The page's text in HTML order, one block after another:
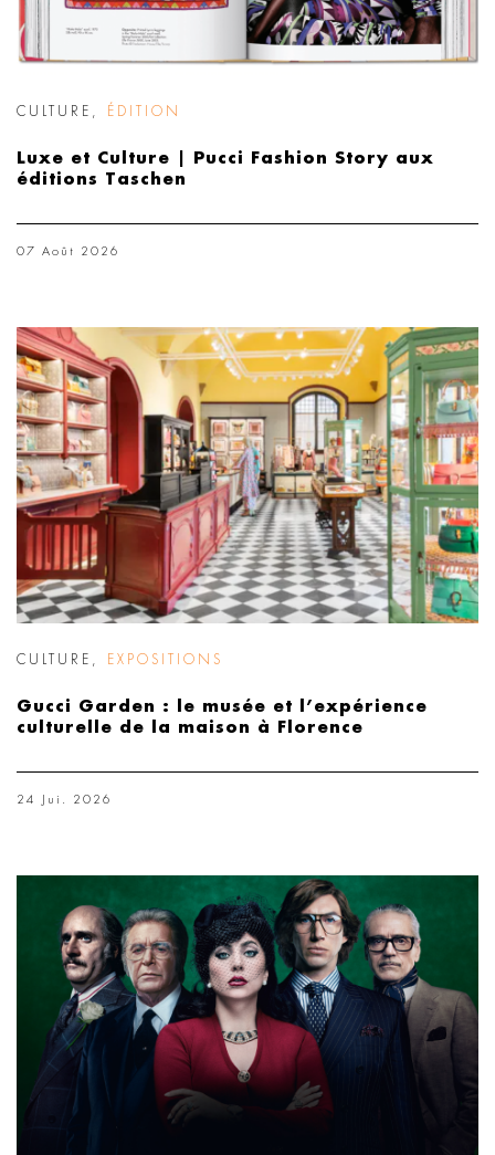
CULTURE ÉDITION
Luxe et Culture | Pucci Fashion Story aux
éditions Taschen
07 Août 2026
CULTURE EXPOSITIONS
Gucci Garden : le musée et l’expérience
culturelle de la maison à Florence
24 Jui. 2026